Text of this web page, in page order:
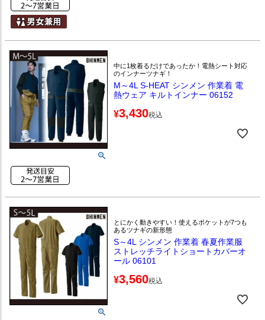
中に1枚着るだけであったか！電熱シート対応
のインナーツナギ！
M～4L S-HEAT シンメン 作業着 電
熱ウェア キルトインナー 06152
¥3,430税込
とにかく動きやすい！使えるポケットが7つも
あるツナギの新形態
S～4L シンメン 作業着 春夏作業服
ストレッチライトショートカバーオ
ール 06101
¥3,560税込